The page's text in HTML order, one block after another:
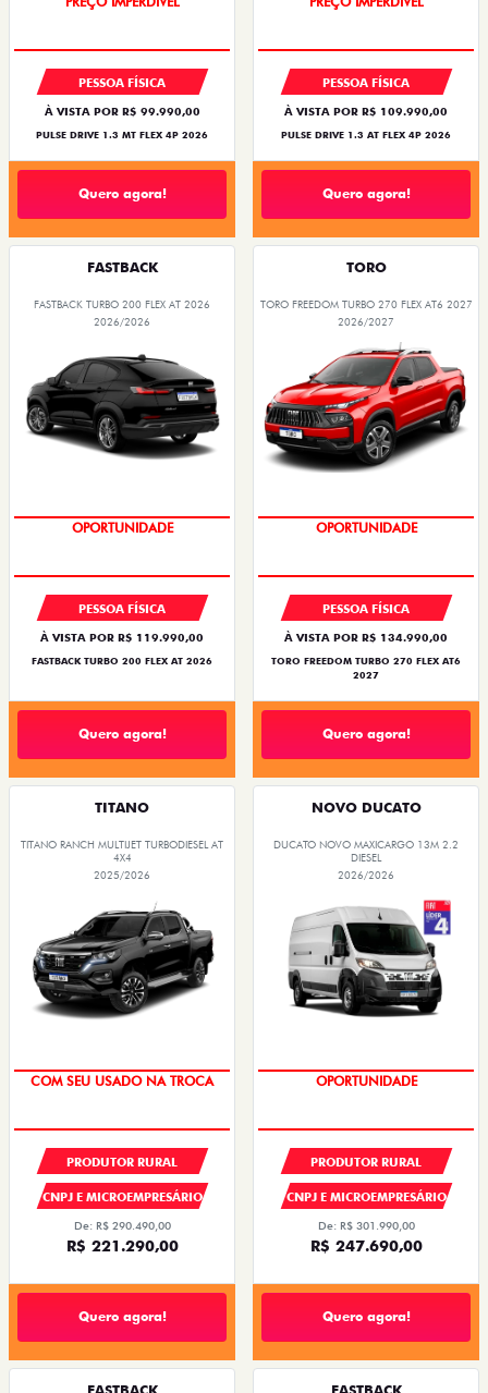
CRONOS
CRONOS DRIVE 1.0 FLEX 4P 2027
CONDIÇÃO IMPERDÍVEL
APLICATIVOS
ENTRADA A PARTIR DE 0% + 72X DE
R$ 1.950,00
CRONOS DRIVE 1.0 FLEX 4P 2027
NOVOS
FASTBACK HYBRID
NOVA FIORINO
NOVO DUCATO
MOBI